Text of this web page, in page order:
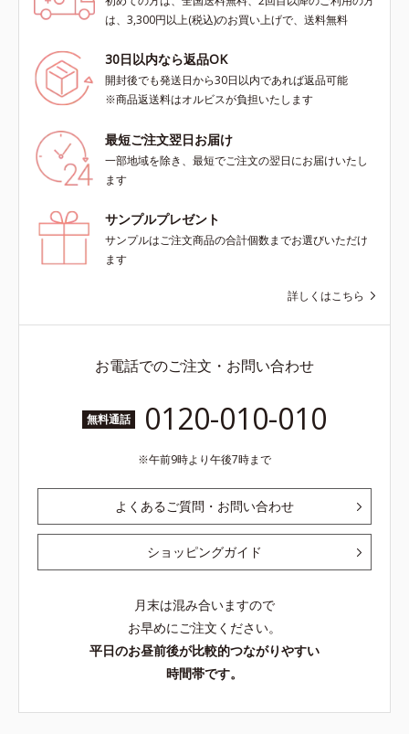
は、3,300円以上(税込)のお買い上げで、送料無料
30日以内なら返品OK
開封後でも発送日から30日以内であれば返品可能
※商品返送料はオルビスが負担いたします
最短ご注文翌日お届け
一部地域を除き、最短でご注文の翌日にお届けいたし
ます
サンプルプレゼント
サンプルはご注文商品の合計個数までお選びいただけ
ます
詳しくはこちら
お電話でのご注文・お問い合わせ
無料通話 0120-010-010
午前9時より午後7時まで
よくあるご質問・お問い合わせ
ショッピングガイド
月末は混み合いますので
お早めにご注文ください。
平日のお昼前後が比較的つながりやすい
時間帯です。